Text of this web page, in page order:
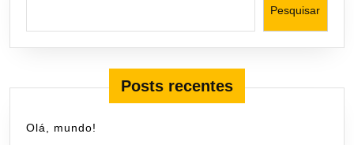
Pesquisar
Posts recentes
Olá, mundo!